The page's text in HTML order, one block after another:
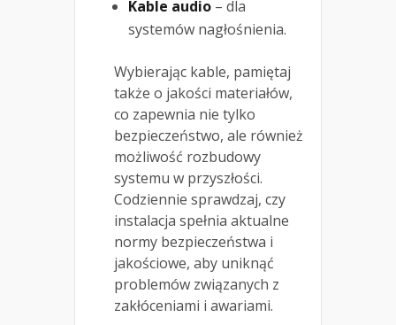
Kable audio – dla
systemów nagłośnienia.
Wybierając kable, pamiętaj
także o jakości materiałów,
co zapewnia nie tylko
bezpieczeństwo, ale również
możliwość rozbudowy
systemu w przyszłości.
Codziennie sprawdzaj, czy
instalacja spełnia aktualne
normy bezpieczeństwa i
jakościowe, aby uniknąć
problemów związanych z
zakłóceniami i awariami.